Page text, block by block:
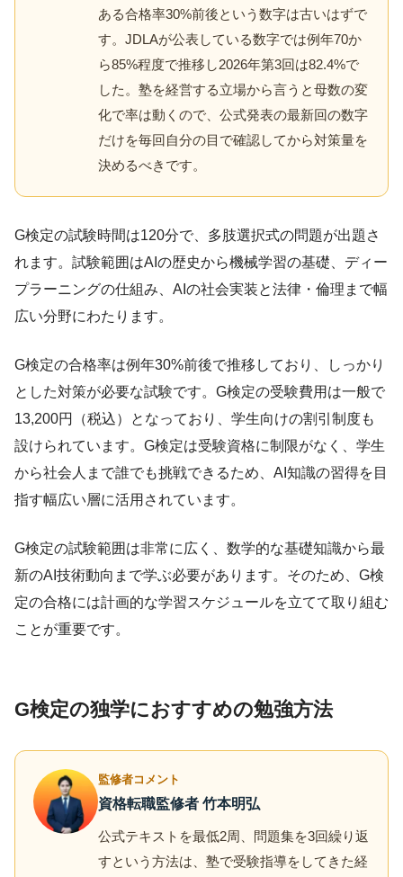
ある合格率30%前後という数字は古いはずで
す。JDLAが公表している数字では例年70か
ら85%程度で推移し2026年第3回は82.4%で
した。塾を経営する立場から言うと母数の変
化で率は動くので、公式発表の最新回の数字
だけを毎回自分の目で確認してから対策量を
決めるべきです。
G検定の試験時間は120分で、多肢選択式の問題が出題さ
れます。試験範囲はAIの歴史から機械学習の基礎、ディー
プラーニングの仕組み、AIの社会実装と法律・倫理まで幅
広い分野にわたります。
G検定の合格率は例年30%前後で推移しており、しっかり
とした対策が必要な試験です。G検定の受験費用は一般で
13,200円（税込）となっており、学生向けの割引制度も
設けられています。G検定は受験資格に制限がなく、学生
から社会人まで誰でも挑戦できるため、AI知識の習得を目
指す幅広い層に活用されています。
G検定の試験範囲は非常に広く、数学的な基礎知識から最
新のAI技術動向まで学ぶ必要があります。そのため、G検
定の合格には計画的な学習スケジュールを立てて取り組む
ことが重要です。
G検定の独学におすすめの勉強方法
監修者コメント
資格転職監修者 竹本明弘
公式テキストを最低2周、問題集を3回繰り返
すという方法は、塾で受験指導をしてきた経